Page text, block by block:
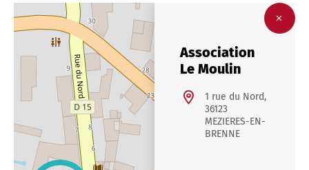
Association
Le Moulin
1 rue du Nord,
36123
MEZIERES-EN-
BRENNE